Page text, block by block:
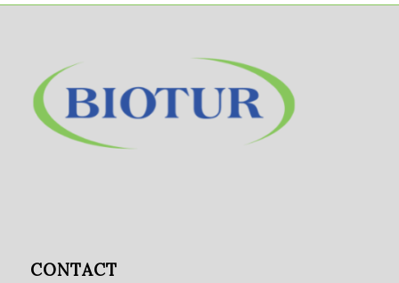
CONTACT